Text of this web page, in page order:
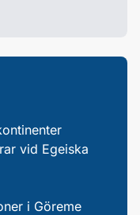
vid Egeiska
i Göreme